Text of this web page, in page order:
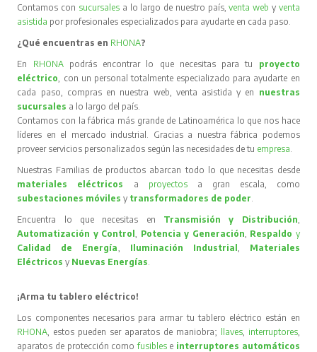
Contamos con sucursales a lo largo de nuestro país,venta web y venta
asistida por profesionales especializados para ayudarte en cada paso.
¿Qué encuentras en RHONA?
En RHONA podrás encontrar lo que necesitas para tu proyecto
eléctrico , con un personal totalmente especializado para ayudarte en
cada paso, compras en nuestra web, venta asistida y en nuestras
sucursales a lo largo del país.
Contamos con la fábrica más grande de Latinoamérica lo que nos hace
líderes en el mercado industrial. Gracias a nuestra fábrica podemos
proveer servicios personalizados según las necesidades de tu empresa
Nuestras Familias de productos abarcan todo lo que necesitas desde
materiales eléctricos
a proyectos
a gran escala, como
subestaciones móvilesy transformadores de poder
Encuentra lo que necesitas en Transmisión y Distribución
Automatización y Control
Potencia y Generación Respaldo y
Calidad de Energía
Iluminación Industrial
Materiales
Eléctricos y Nuevas Energías
¡Arma tu tablero eléctrico!
Los componentes necesarios para armar tu tablero eléctrico están en
RHONA , estos pueden ser aparatos de maniobra; llaves, interruptores,
aparatos de protección comofusibles e interruptores automáticos